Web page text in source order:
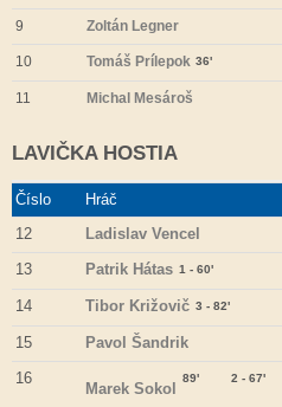
9 Zoltán Legner
10 Tomáš Prílepok 36'
11 Michal Mesároš
LAVIČKA HOSTIA
Číslo
Hráč
12
Ladislav Vencel
13
Patrik Hátas 1 - 60'
14 Tibor Križovič 3 - 82'
15
Pavol Šandrik
16
Marek Sokol
89' 2 - 67'